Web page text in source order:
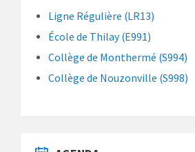
Ligne Régulière (LR13)
École de Thilay (E991)
Collège de Monthermé (S994)
Collège de Nouzonville (S998)